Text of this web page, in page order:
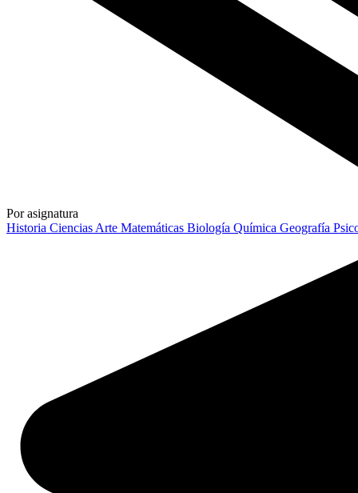
Por asignatura
Historia Ciencias Arte Matemáticas Biología Química Geografía